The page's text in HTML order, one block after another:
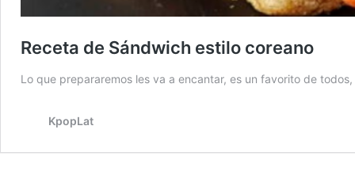
Receta de Sándwich estilo coreano
Lo que prepararemos les va a encantar, es un favorito de
KpopLat